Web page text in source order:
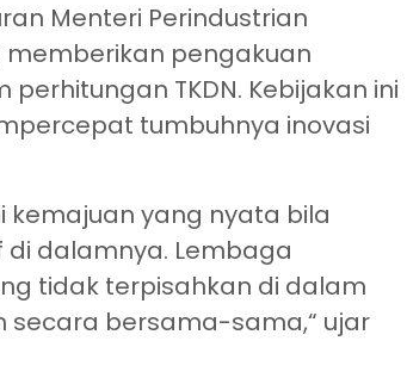
Menteri Perindustrian
memberikan pengakuan
TKDN. Kebijakan ini
tumbuhnya inovasi
kemajuan yang nyata bila
dalamnya. Lembaga
tidak terpisahkan di dalam
secara bersama-sama,“ ujar